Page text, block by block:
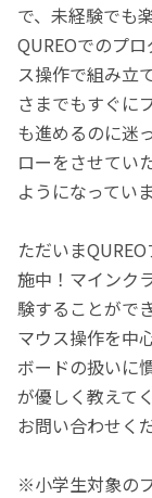
で、未経験でも
QUREOでのプ
ス操作で組み立
さまでもすぐに
も進めるのに迷
ローをさせてい
ようになっていま
ただいま
施中！マインク
験することがで
マウス操作を中
ボードの扱いに
が優しく教えて
お問い合わせく
※小学生対象の